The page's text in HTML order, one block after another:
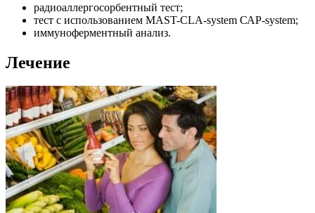
радиоаллергосорбентный тест;
тест с использованием MAST-CLA-system САР-system;
иммуноферментный анализ.
Лечение